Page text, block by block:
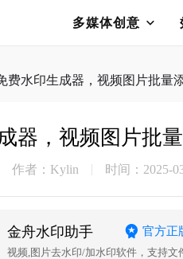
多媒体创意
费水印生成器，视频图片批量
器，视频图片批
作者：Kylin 时间：2025-
金舟水印助手 官方正
视频,图片去水印/加水印软件，支持文